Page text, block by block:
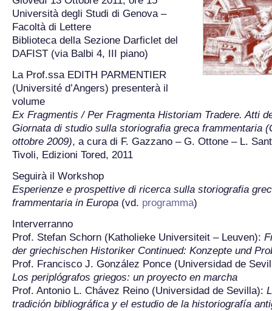
Università degli Studi di Genova –
Facoltà di Lettere
Biblioteca della Sezione Darficlet del
DAFIST (via Balbi 4, III piano)
La Prof.ssa EDITH PARMENTIER
(Université d’Angers) presenterà il
volume
Ex Fragmentis / Per Fragmenta Historiam Tradere. Atti
Giornata di studio sulla storiografia greca frammentaria
ottobre 2009), a cura di F. Gazzano – G. Ottone – L.
Tivoli, Edizioni Tored, 2011
Seguirà il Workshop
Esperienze e prospettive di ricerca sulla storiografia
frammentaria in Europa (vd. programma)
Interverranno
Prof. Stefan Schorn (Katholieke Universiteit – Leuven):
der griechischen Historiker Continued: Konzepte und
Prof. Francisco J. González Ponce (Universidad de
Los periplógrafos griegos: un proyecto en marcha
Prof. Antonio L. Chávez Reino (Universidad de Sevilla):
tradición bibliográfica y el estudio de la historiografía